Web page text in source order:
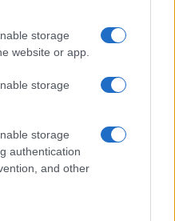
storage
website or app.
storage
storage
authentication
and other
arrastra a las materias